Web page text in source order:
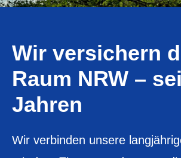
Wir ver­sichern
Raum NRW –
Jahren
Wir verbinden unsere